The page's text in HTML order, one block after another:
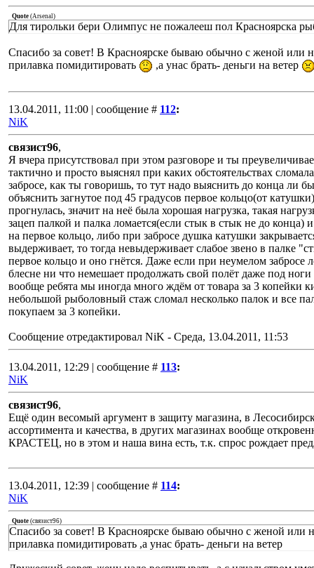
Quote (Arsenal)
Для тирольки бери Олимпус не пожалееш пол Красноярска
Спасибо за совет! В Красноярске бываю обычно с женой или
прилавка помидитировать
,а унас брать- деньги на ветер
13.04.2011, 11:00 | сообщение # 112:
NiK
связист96,
Я вчера присутствовал при этом разговоре и ты
тактично и просто выяснял при каких обстоятельствах
забросе, как ты говоришь, то тут надо выяснить до конца ли
объяснить загнутое под 45 градусов первое кольцо(от
прогнулась, значит на неё была хорошая нагрузка, такая
зацеп палкой и палка ломается(если стык в стык не до конца) и
на первое кольцо, либо при забросе душка катушки
выдерживает, то тогда невыдерживает слабое звено в палке
первое кольцо и оно гнётся. Даже если при неумелом забросе
блесне ни что немешает продолжать свой полёт даже под
вообще ребята мы иногда много ждём от товара за 3 копейки
небольшой рыболовный стаж сломал несколько палок и все
покупаем за 3 копейки.
Сообщение отредактировал NiK - Среда, 13.04.2011, 11:53
13.04.2011, 12:29 | сообщение # 113:
NiK
связист96,
Ещё один весомый аргумент в защиту магазина, в
ассортимента и качества, в других магазинах вообще
КРАСТЕЦ, но в этом и наша вина есть, т.к. спрос рождает
13.04.2011, 12:39 | сообщение # 114:
NiK
Quote (связист96)
Спасибо за совет! В Красноярске бываю обычно с женой или
прилавка помидитировать ,а унас брать- деньги на ветер